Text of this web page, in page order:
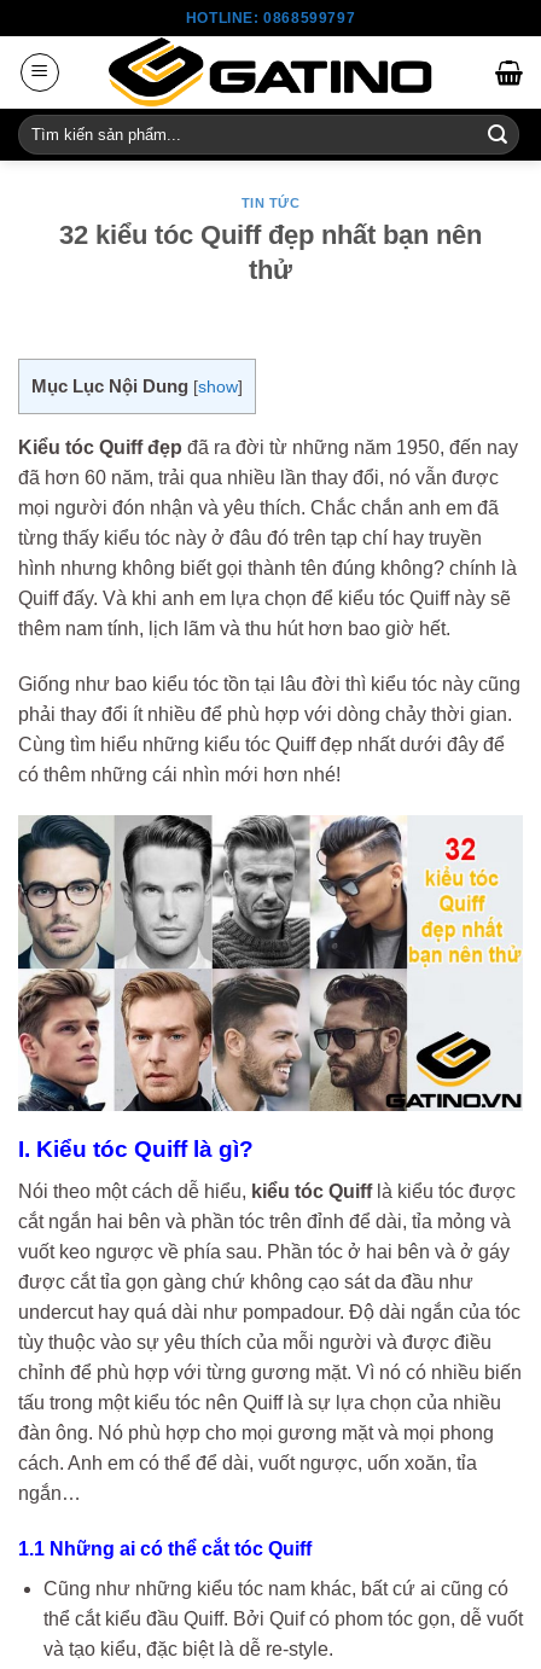
content
HOTLINE: 0868599797
Tìm
kiếm:
TIN TỨC
32 kiểu tóc Quiff đẹp nhất bạn nên
thử
Mục Lục Nội Dung [show]
Kiểu tóc Quiff đẹp đã ra đời từ những năm 1950, đến nay
đã hơn 60 năm, trải qua nhiều lần thay đổi, nó vẫn được
mọi người đón nhận và yêu thích. Chắc chắn anh em đã
từng thấy kiểu tóc này ở đâu đó trên tạp chí hay truyền
hình nhưng không biết gọi thành tên đúng không? chính là
Quiff đấy. Và khi anh em lựa chọn để kiểu tóc Quiff này sẽ
thêm nam tính, lịch lãm và thu hút hơn bao giờ hết.
Giống như bao kiểu tóc tồn tại lâu đời thì kiểu tóc này cũng
phải thay đổi ít nhiều để phù hợp với dòng chảy thời gian.
Cùng tìm hiểu những kiểu tóc Quiff đẹp nhất dưới đây để
có thêm những cái nhìn mới hơn nhé!
I. Kiểu tóc Quiff là gì?
Nói theo một cách dễ hiểu, kiểu tóc Quifflà kiểu tóc được
cắt ngắn hai bên và phần tóc trên đỉnh để dài, tỉa mỏng và
vuốt keo ngược về phía sau. Phần tóc ở hai bên và ở gáy
được cắt tỉa gọn gàng chứ không cạo sát da đầu như
undercut hay quá dài như pompadour. Độ dài ngắn của tóc
tùy thuộc vào sự yêu thích của mỗi người và được điều
chỉnh để phù hợp với từng gương mặt. Vì nó có nhiều biến
tấu trong một kiểu tóc nên Quiff là sự lựa chọn của nhiều
đàn ông. Nó phù hợp cho mọi gương mặt và mọi phong
cách. Anh em có thể để dài, vuốt ngược, uốn xoăn, tỉa
ngắn…
1.1 Những ai có thể cắt tóc Quiff
Cũng như những kiểu tóc nam khác, bất cứ ai cũng có
thể cắt kiểu đầu Quiff. Bởi Quif có phom tóc gọn, dễ vuốt
và tạo kiểu, đặc biệt là dễ re-style.